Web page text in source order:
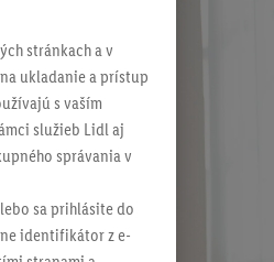
stránkach a v
ukladanie a prístup
s vaším
služieb Lidl aj
správania v
sa prihlásite do
identifikátor z e-